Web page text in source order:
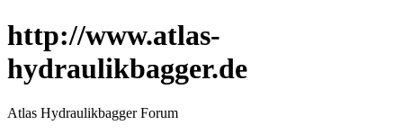
http://www.atlas-
hydraulikbagger.de
Atlas Hydraulikbagger Forum